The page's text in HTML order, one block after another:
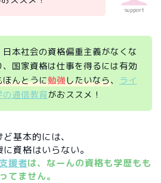
support
本社会の資格偏重主義がなくな
、国家資格は仕事を得るには有効
ほんとうに勉強したいなら、 ライ
の通信教育がおススメ！
ど基本的には、
資格はいらない。
援者は、なーんの資格も学歴もも
ってません。